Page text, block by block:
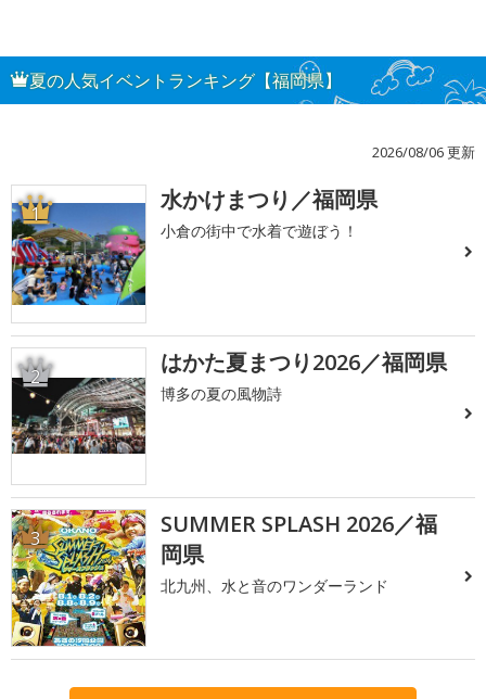
夏の人気イベントランキング【福岡県】
2026/08/06 更新
1 水かけまつり／福岡県
小倉の街中で水着で遊ぼう！
2 はかた夏まつり2026／福岡県
博多の夏の風物詩
3
SUMMER SPLASH 2026／福
岡県
北九州、水と音のワンダーランド